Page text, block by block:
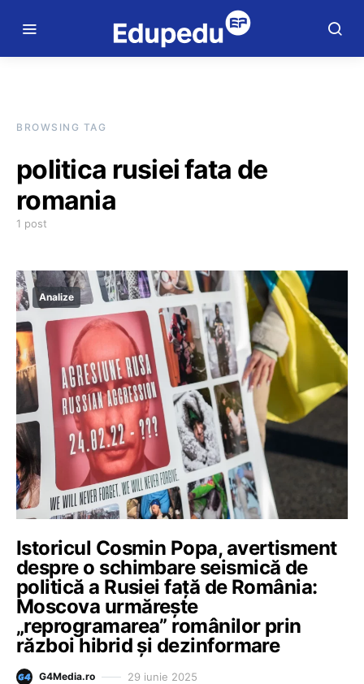
BROWSING TAG
politica rusiei fata de
romania
1 post
Analize
Istoricul Cosmin Popa, avertisment
despre o schimbare seismică de
politică a Rusiei față de România:
Moscova urmărește
„reprogramarea” românilor prin
război hibrid și dezinformare
G4Media.ro 29 iunie 2025